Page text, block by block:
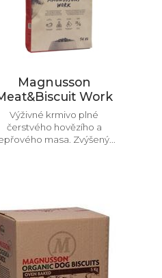
Magnusson
Work
Výživné krmivo plné
čerstvého hovězího a
masa. Zvýšený...